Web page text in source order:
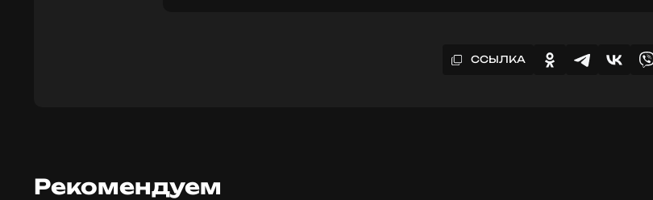
ССЫЛКА
Рекомендуем